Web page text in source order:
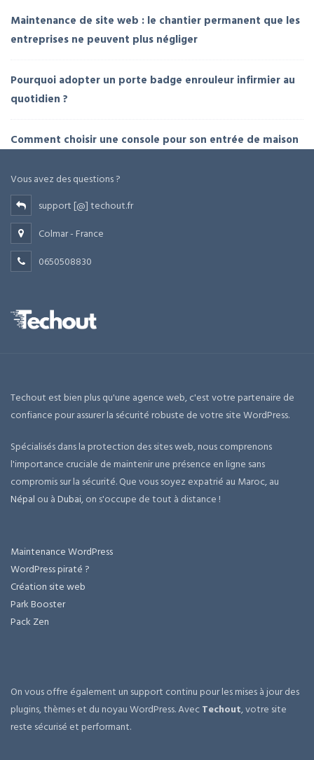
Maintenance de site web : le chantier permanent que les
entreprises ne peuvent plus négliger
Pourquoi adopter un porte badge enrouleur infirmier au
quotidien ?
Comment choisir une console pour son entrée de maison
Vous avez des questions ?
support [@] techout.fr
Colmar - France
0650508830
Techout est bien plus qu'une agence web, c'est votre partenaire de
confiance pour assurer la sécurité robuste de votre site WordPress.
Spécialisés dans la protection des sites web, nous comprenons
l'importance cruciale de maintenir une présence en ligne sans
compromis sur la sécurité. Que vous soyez expatrié au Maroc, au
Népal ou àDubai, on s'occupe de tout à distance !
Maintenance WordPress
WordPress piraté ?
Création site web
Park Booster
Pack Zen
On vous offre également un support continu pour les mises à jour des
plugins, thèmes et du noyau WordPress. AvecTechout, votre site
reste sécurisé et performant.